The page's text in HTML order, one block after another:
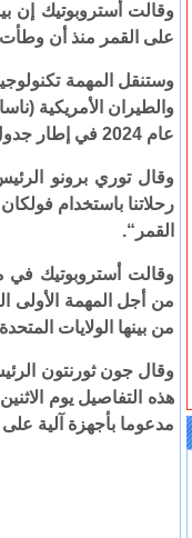
وقالت أستروبوتيك إن
على القمر منذ أن وطأت
وستنقل المهمة
والطيران الأمريكية
عام 2024 في إطار جدول طموح وضعته إدارة الرئيس دونالد ترامب.
وقال توري برونو
رحلاتنا باستخدام
القمر“.
من بينها الولايات
وقال جون ثورنتون
هذه التفاصيل يوم
مدعوما بأجهزة آلية